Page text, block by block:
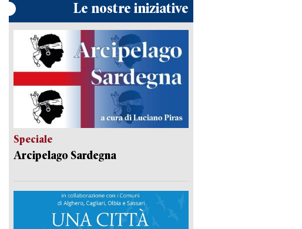
Le nostre iniziative
Speciale
Arcipelago Sardegna